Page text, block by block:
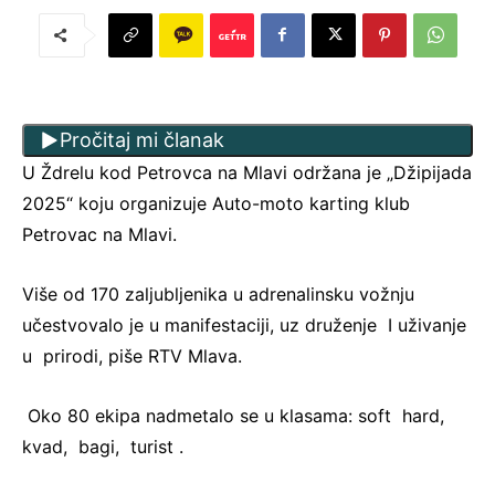
Pročitaj mi članak
U Ždrelu kod Petrovca na Mlavi održana je „Džipijada
2025“ koju organizuje Auto-moto karting klub
Petrovac na Mlavi.
Više od 170 zaljubljenika u adrenalinsku vožnju
učestvovalo je u manifestaciji, uz druženje I uživanje
u prirodi, piše RTV Mlava.
Oko 80 ekipa nadmetalo se u klasama: soft hard,
kvad, bagi, turist .